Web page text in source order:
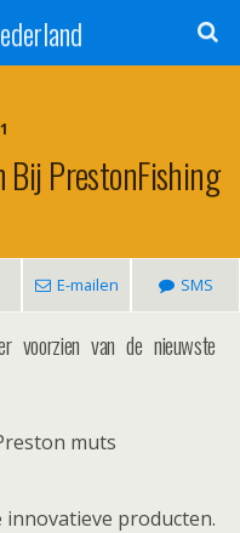
PrestonFishing
E-mailen SMS
van de nieuwste
producten.